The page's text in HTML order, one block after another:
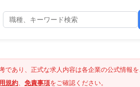
あり、正式な求人内容は各企業の公式情報を
規約、 免責事項をご確認ください。